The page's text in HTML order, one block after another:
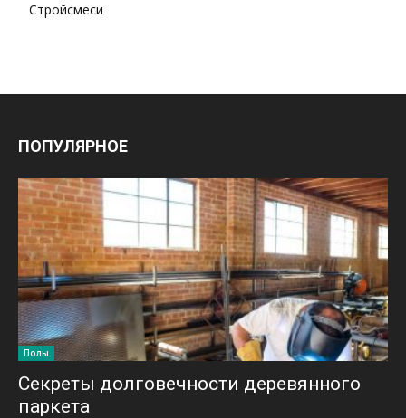
Стройсмеси
ПОПУЛЯРНОЕ
Полы
Секреты долговечности деревянного
паркета